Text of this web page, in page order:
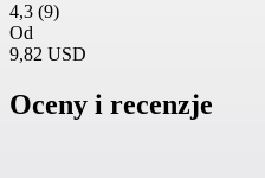
4,3 (9)
Od
9,82 USD
Oceny i recenzje